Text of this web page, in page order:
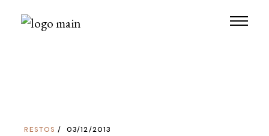
RESTOS 03/12/2013